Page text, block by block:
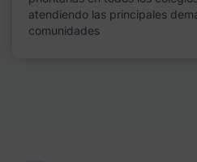
atendiendo las principales
comunidades